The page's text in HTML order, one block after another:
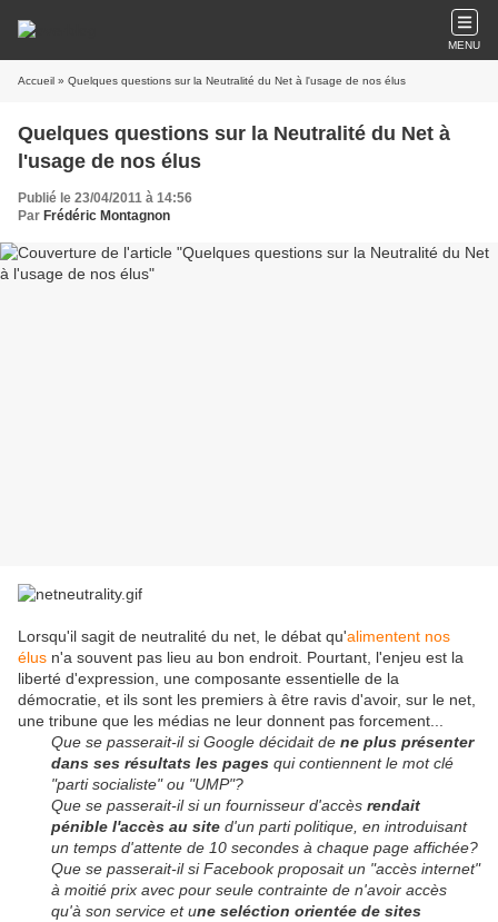
MENU
Accueil » Quelques questions sur la Neutralité du Net à l'usage de nos élus
Quelques questions sur la Neutralité du Net à
l'usage de nos élus
Publié le 23/04/2011 à 14:56
Par Frédéric Montagnon
Lorsqu'il sagit de neutralité du net, le débat qu'alimentent nos
élus n'a souvent pas lieu au bon endroit. Pourtant, l'enjeu est la
liberté d'expression, une composante essentielle de la
démocratie, et ils sont les premiers à être ravis d'avoir, sur le net,
une tribune que les médias ne leur donnent pas forcement...
Que se passerait-il si Google décidait de ne plus présenter
dans ses résultats les pages qui contiennent le mot clé
"parti socialiste" ou "UMP"?
Que se passerait-il si un fournisseur d'accès rendait
pénible l'accès au site d'un parti politique, en introduisant
un temps d'attente de 10 secondes à chaque page affichée?
Que se passerait-il si Facebook proposait un "accès internet"
à moitié prix avec pour seule contrainte de n'avoir accès
qu'à son service et une seléction orientée de sites